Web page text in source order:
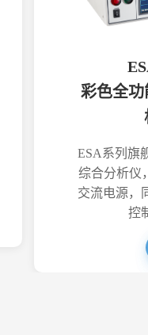
彩色全
ESA系列旗
综合分析仪
交流电源，
控